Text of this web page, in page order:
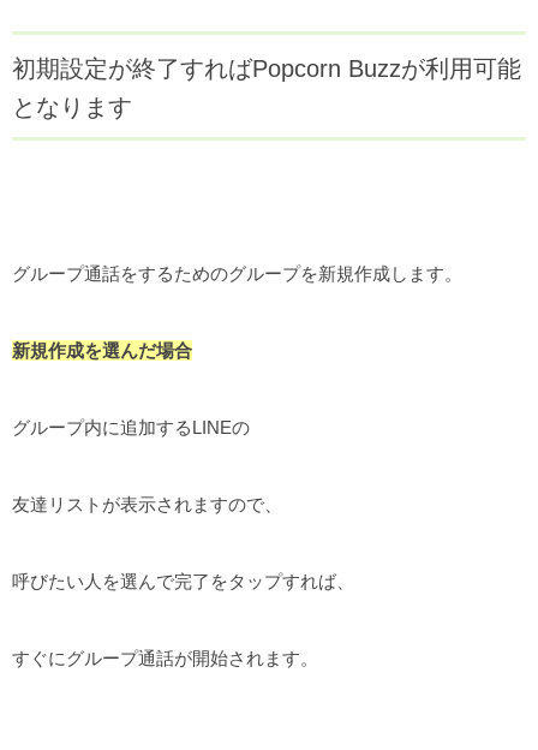
初期設定が終了すればPopcorn Buzzが利用可能
となります
グループ通話をするためのグループを新規作成します。
新規作成を選んだ場合
グループ内に追加するLINEの
友達リストが表示されますので、
呼びたい人を選んで完了をタップすれば、
すぐにグループ通話が開始されます。